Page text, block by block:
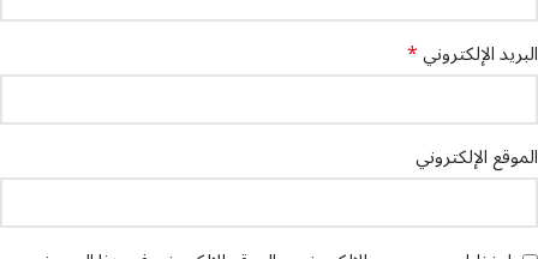
البريد الإلكتروني*
الموقع الإلكتروني